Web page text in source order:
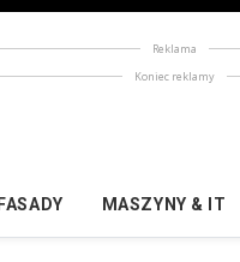
Reklama
Koniec reklamy
MASZYNY & IT